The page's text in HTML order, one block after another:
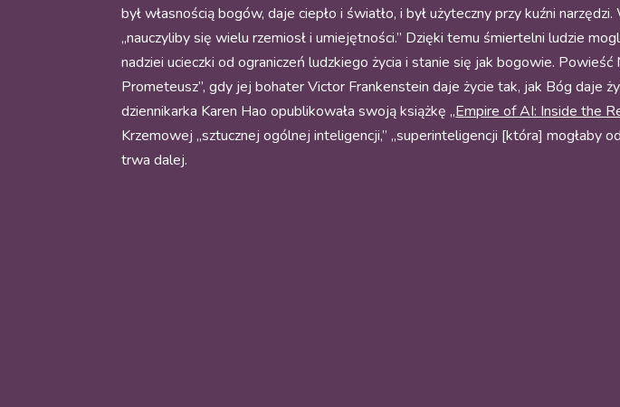
był własnością bogów, daje ciepło i światło, i był użyteczny przy kuźni
„nauczyliby się wielu rzemiosł i umiejętności.” Dzięki temu śmiertelni ludzie
nadziei ucieczki od ograniczeń ludzkiego życia i stanie się jak bogowie. Powieść
Prometeusz”, gdy jej bohater Victor Frankenstein daje życie tak, jak Bóg daje
dziennikarka Karen Hao opublikowała swoją książkę „Empire of AI: Inside the
Krzemowej „sztucznej ogólnej inteligencji,” „superinteligencji [która]
trwa dalej.